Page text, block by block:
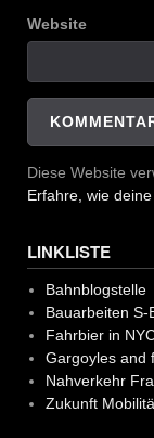
Website
Diese Website
Erfahre, wie
LINKLISTE
Bahnblogstelle
Bauarbeiten S-
Fahrbier in
Gargoyles and
Nahverkehr
Zukunft